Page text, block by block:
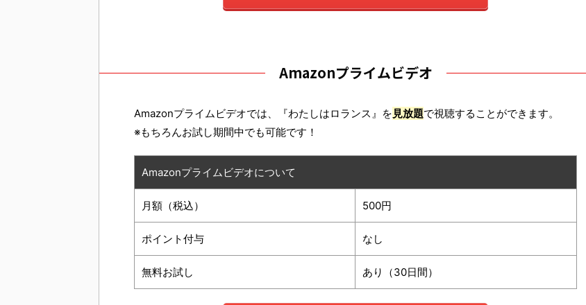
Amazonプライムビデオ
Amazonプライムビデオでは、『わたしはロランス』を見放題で視聴することができます。
※もちろんお試し期間中でも可能です！
Amazonプライムビデオについて
月額（税込） 500円
ポイント付与 なし
無料お試し あり（30日間）